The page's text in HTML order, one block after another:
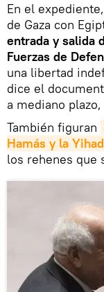
En el
de Gaza con
entrada y salida
Fuerzas de
una libertad
dice el
a mediano
También figuran
Hamás y la
los rehenes que